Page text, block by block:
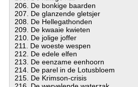
206. De bonkige baarden
207. De glanzende gletsjer
208. De Hellegathonden
209. De kwaaie kwieten
210. De jolige joffer
211. De woeste wespen
212. De edele elfen
213. De eenzame eenhoorn
214. De parel in de Lotusbloem
215. De Krimson-crisis